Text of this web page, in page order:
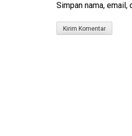
Simpan nama,